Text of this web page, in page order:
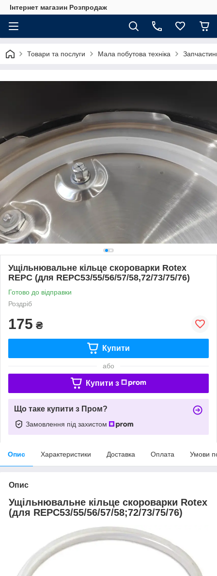
Інтернет магазин Розпродаж
Товари та послуги Мала побутова техніка
Ущільнювальне кільце скороварки Rotex
REPC (для REPC53/55/56/57/58,72/73/75/76)
Готово до відправки
Роздріб
175 ₴
Купити
або
Купити з
Що таке купити з Пром?
Замовлення під захистом
Опис Характеристики Доставка Оплата Умови
Опис
Ущільнювальне кільце скороварки Rotex
(для REPC53/55/56/57/58;72/73/75/76)